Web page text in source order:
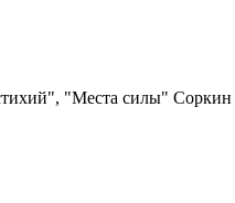
"Места силы"